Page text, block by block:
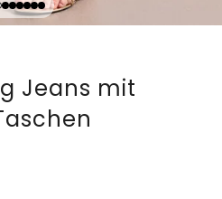
Jeans mit